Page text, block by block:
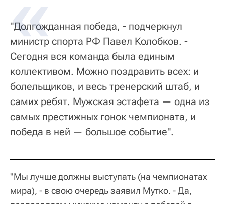
"Долгожданная победа, - подчеркнул
министр спорта РФ Павел Колобков. -
Сегодня вся команда была единым
коллективом. Можно поздравить всех: и
болельщиков, и весь тренерский штаб, и
самих ребят. Мужская эстафета — одна из
самых престижных гонок чемпионата, и
победа в ней — большое событие".
"Мы лучше должны выступать (на чемпионатах
мира), - в свою очередь заявил Мутко. - Да,